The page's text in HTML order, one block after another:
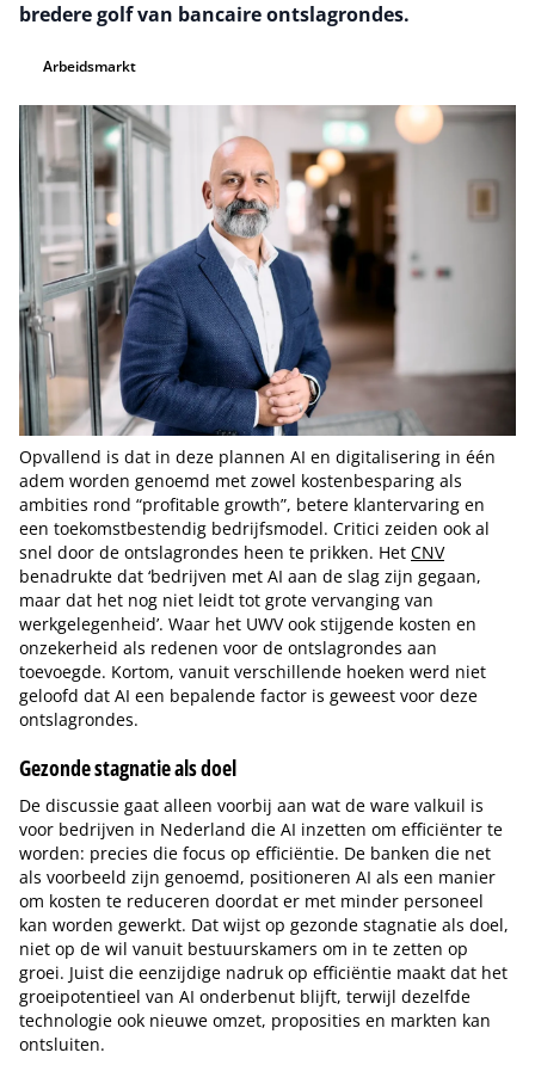
bredere golf van bancaire ontslagrondes.
Arbeidsmarkt
Opvallend is dat in deze plannen AI en digitalisering in één
adem worden genoemd met zowel kostenbesparing als
ambities rond “profitable growth”, betere klantervaring en
een toekomstbestendig bedrijfsmodel. Critici zeiden ook al
snel door de ontslagrondes heen te prikken. Het CNV
benadrukte dat ‘bedrijven met AI aan de slag zijn gegaan,
maar dat het nog niet leidt tot grote vervanging van
werkgelegenheid’. Waar het UWV ook stijgende kosten en
onzekerheid als redenen voor de ontslagrondes aan
toevoegde. Kortom, vanuit verschillende hoeken werd niet
geloofd dat AI een bepalende factor is geweest voor deze
ontslagrondes.
Gezonde stagnatie als doel
De discussie gaat alleen voorbij aan wat de ware valkuil is
voor bedrijven in Nederland die AI inzetten om efficiënter te
worden: precies die focus op efficiëntie. De banken die net
als voorbeeld zijn genoemd, positioneren AI als een manier
om kosten te reduceren doordat er met minder personeel
kan worden gewerkt. Dat wijst op gezonde stagnatie als doel,
niet op de wil vanuit bestuurskamers om in te zetten op
groei. Juist die eenzijdige nadruk op efficiëntie maakt dat het
groeipotentieel van AI onderbenut blijft, terwijl dezelfde
technologie ook nieuwe omzet, proposities en markten kan
ontsluiten.